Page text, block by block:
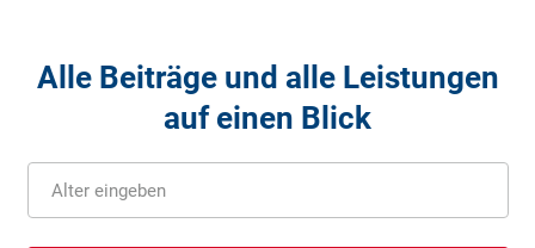
Alle Beiträge und alle Leistungen
auf einen Blick
Alter eingeben